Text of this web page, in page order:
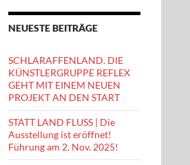
NEUESTE BEITRÄGE
SCHLARAFFENLAND. DIE
KÜNSTLERGRUPPE REFLEX
GEHT MIT EINEM NEUEN
PROJEKT AN DEN START
STATT LAND FLUSS | Die
Ausstellung ist eröffnet!
Führung am 2. Nov. 2025!